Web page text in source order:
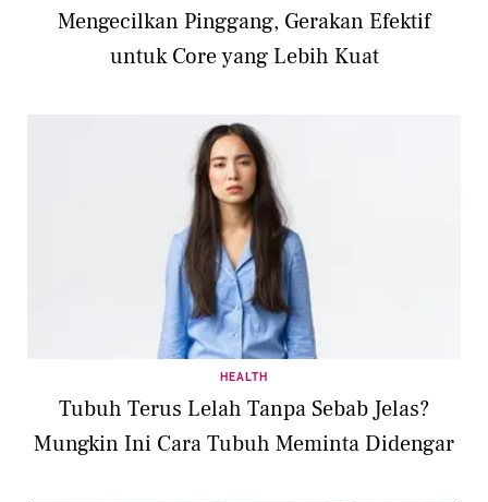
Mengecilkan Pinggang, Gerakan Efektif
untuk Core yang Lebih Kuat
HEALTH
Tubuh Terus Lelah Tanpa Sebab Jelas?
Mungkin Ini Cara Tubuh Meminta Didengar